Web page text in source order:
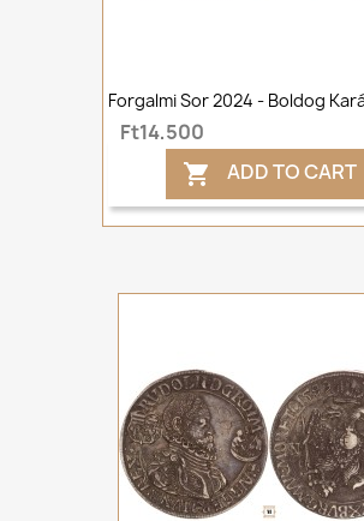
Forgalmi Sor 2024 - Boldog
Ft14,500
 ADD TO CART